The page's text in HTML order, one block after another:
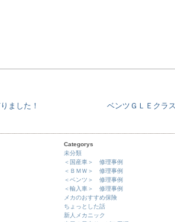
ました！ ベンツＧＬＥクラ
Categorys
未分類
＜国産車＞ 修理事例
＜ＢＭＷ＞ 修理事例
＜ベンツ＞ 修理事例
＜輸入車＞ 修理事例
メカのおすすめ保険
ちょっとした話
新人メカニック